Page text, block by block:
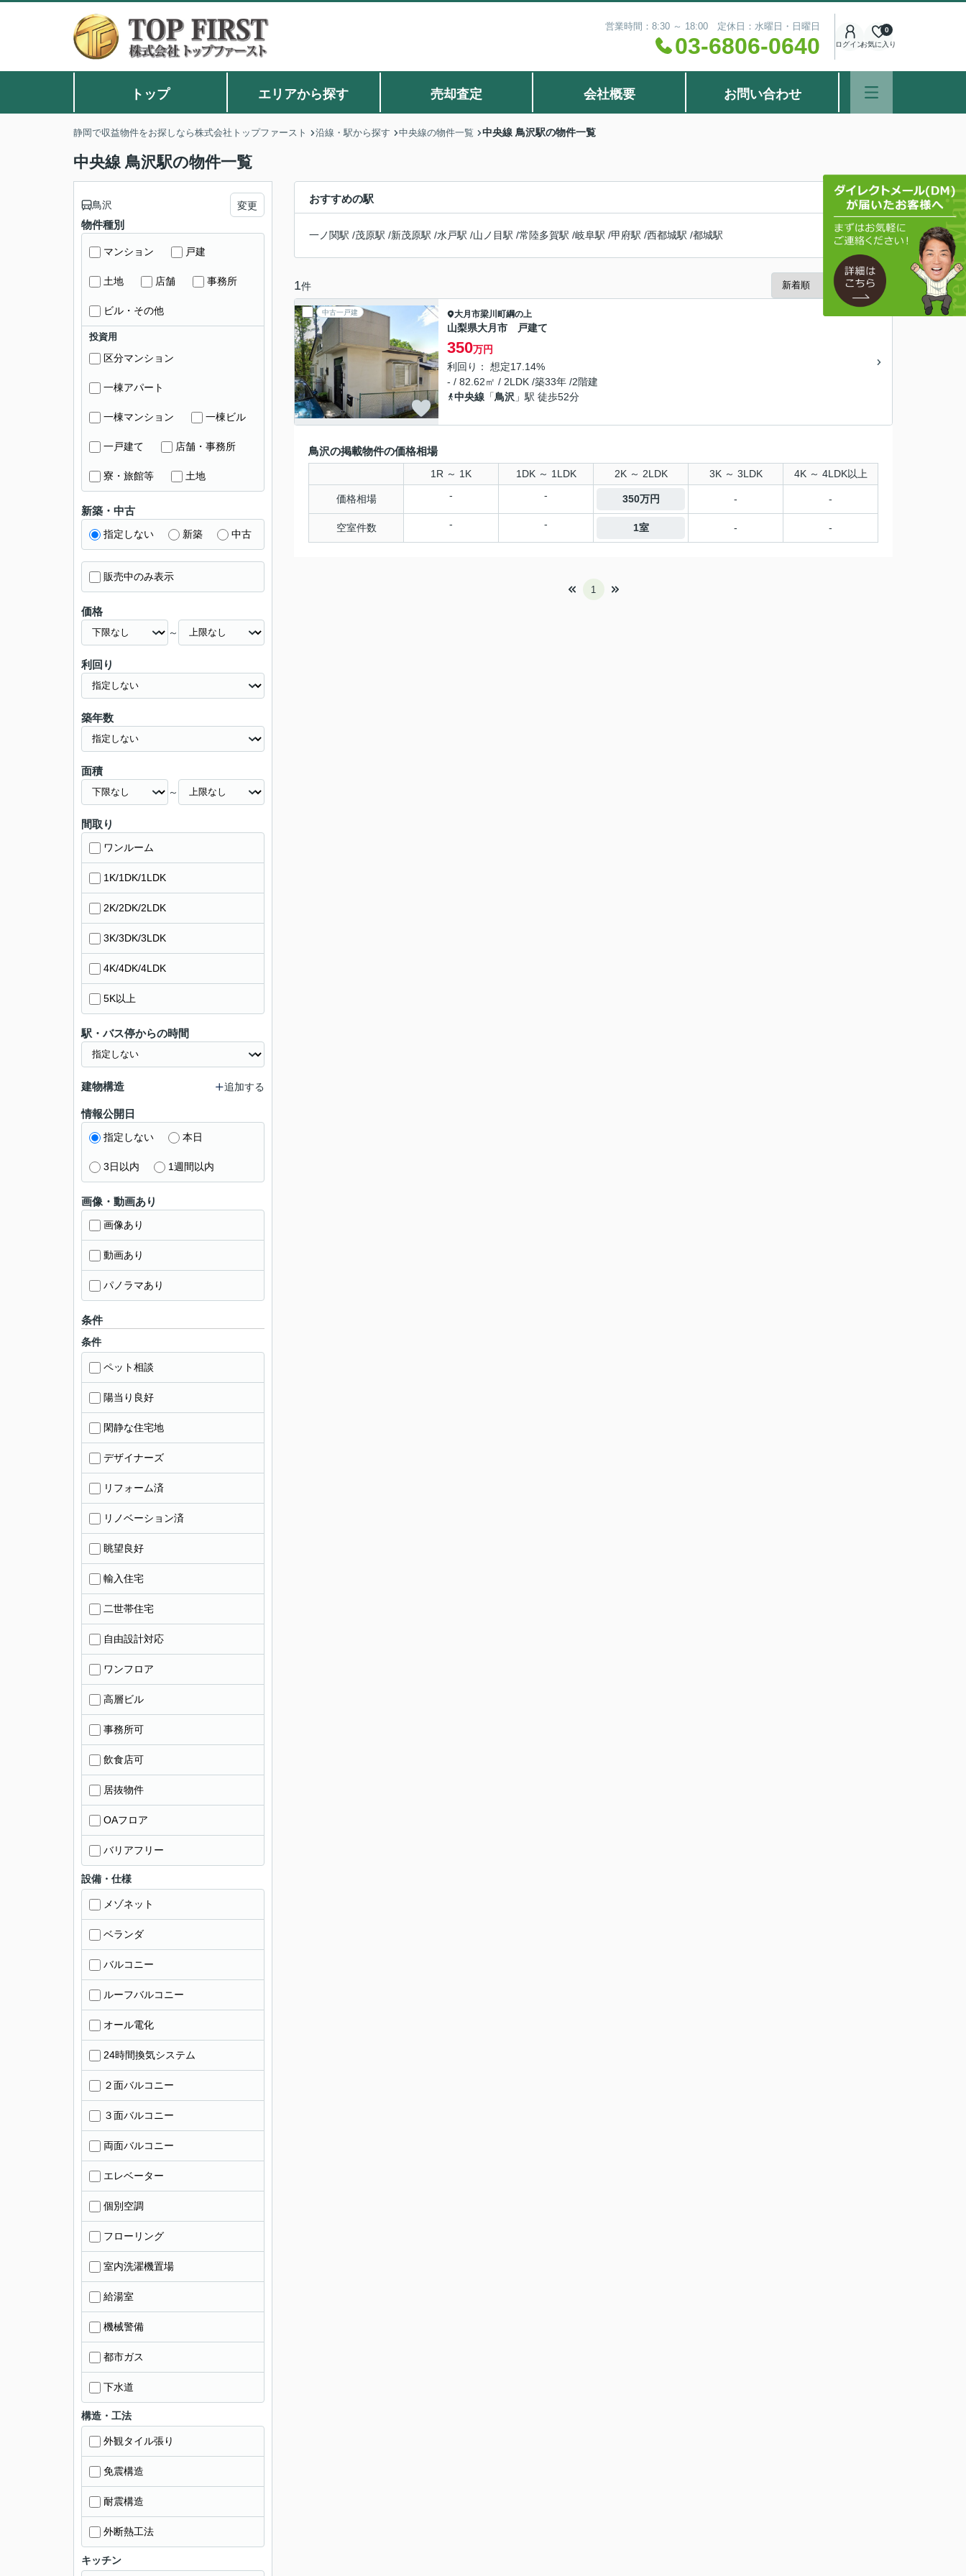
営業時間：8:30 ～ 18:00 定休日：水曜日・日曜日
03-6806-0640 ログインお気に入り
0
トップ エリアから探す 売却査定 会社概要 お問い合わせ
静岡で収益物件をお探しなら株式会社トップファースト 沿線・駅から探す 中央線の物件一覧 中央線 鳥沢駅の物件一覧
中央線 鳥沢駅の物件一覧
おすすめの駅
一ノ関駅 /茂原駅 /新茂原駅 /水戸駅 /山ノ目駅 /常陸多賀駅 /岐阜駅 /甲府駅 /西都城駅 /都城駅
1件
中古一戸建 大月市梁川町綱の上
山梨県大月市 戸建て
350万円
利回り： 想定17.14%
- / 82.62㎡ / 2LDK /築33年 /2階建
中央線 「鳥沢 」駅 徒歩52分
鳥沢の掲載物件の価格相場
1R ～ 1K 1DK ～ 1LDK 2K ～ 2LDK 3K ～ 3LDK 4K ～ 4LDK以上
価格相場 - - 350万円 - -
空室件数 - - 1室 - -
1
鳥沢 変更
物件種別
マンション 戸建
土地 店舗 事務所
ビル・その他
投資用
区分マンション
一棟アパート
一棟マンション 一棟ビル
一戸建て 店舗・事務所
寮・旅館等 土地
新築・中古
指定しない 新築 中古
販売中のみ表示
価格
～
利回り
築年数
面積
～
間取り
ワンルーム
1K/1DK/1LDK
2K/2DK/2LDK
3K/3DK/3LDK
4K/4DK/4LDK
5K以上
駅・バス停からの時間
建物構造 追加する
情報公開日
指定しない 本日
3日以内 1週間以内
画像・動画あり
画像あり
動画あり
パノラマあり
条件
条件
ペット相談
陽当り良好
閑静な住宅地
デザイナーズ
リフォーム済
リノベーション済
眺望良好
輸入住宅
二世帯住宅
自由設計対応
ワンフロア
高層ビル
事務所可
飲食店可
居抜物件
OAフロア
バリアフリー
設備・仕様
メゾネット
ベランダ
バルコニー
ルーフバルコニー
オール電化
24時間換気システム
２面バルコニー
３面バルコニー
両面バルコニー
エレベーター
個別空調
フローリング
室内洗濯機置場
給湯室
機械警備
都市ガス
下水道
構造・工法
外観タイル張り
免震構造
耐震構造
外断熱工法
キッチン